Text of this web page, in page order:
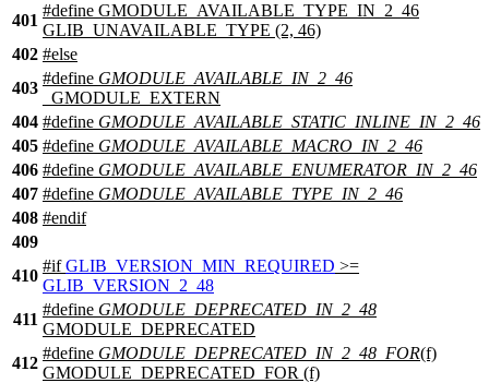
401
#define GMODULE_AVAILABLE_TYPE_IN_2_46
GLIB_UNAVAILABLE_TYPE (2, 46)
402 #else
403
#define GMODULE_AVAILABLE_IN_2_46
_GMODULE_EXTERN
404 #define GMODULE_AVAILABLE_STATIC_INLINE_IN_2_46
405 #define GMODULE_AVAILABLE_MACRO_IN_2_46
406 #define GMODULE_AVAILABLE_ENUMERATOR_IN_2_46
407 #define GMODULE_AVAILABLE_TYPE_IN_2_46
408 #endif
409
410
#if GLIB_VERSION_MIN_REQUIRED >=
GLIB_VERSION_2_48
411
#define GMODULE_DEPRECATED_IN_2_48
GMODULE_DEPRECATED
412
#define GMODULE_DEPRECATED_IN_2_48_FOR(f)
GMODULE_DEPRECATED_FOR (f)